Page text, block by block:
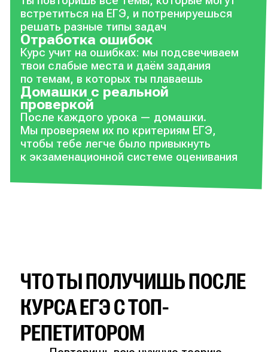
встретиться на ЕГЭ, и потренируешься
решать разные типы задач
Отработка ошибок
Курс учит на ошибках: мы подсвечиваем
твои слабые места и даём задания
по темам, в которых ты плаваешь
Домашки с реальной
проверкой
После каждого урока — домашки.
Мы проверяем их по критериям ЕГЭ,
чтобы тебе легче было привыкнуть
к экзаменационной системе оценивания
ЧТО ТЫ ПОЛУЧИШЬ ПОСЛЕ
КУРСА ЕГЭ С ТОП-
РЕПЕТИТОРОМ